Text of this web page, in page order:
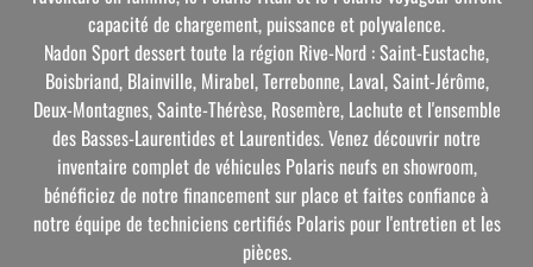
capacité de chargement, puissance et polyvalence.
Nadon Sport dessert toute la région Rive-Nord : Saint-Eustache,
Boisbriand, Blainville, Mirabel, Terrebonne, Laval, Saint-Jérôme,
Deux-Montagnes, Sainte-Thérèse, Rosemère, Lachute et l'ensemble
des Basses-Laurentides et Laurentides. Venez découvrir notre
inventaire complet de véhicules Polaris neufs en showroom,
bénéficiez de notre financement sur place et faites confiance à
notre équipe de techniciens certifiés Polaris pour l'entretien et les
pièces.